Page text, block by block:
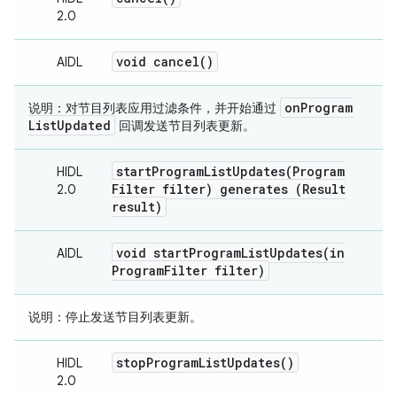
2.0
AIDL void cancel( )
说明： 对节目列表应用过滤条件，并开始通过 onProgram
ListUpdated 回调发送节目列表更新。
HIDL
2.0
startProgramListUpdates(Program
Filter filter) generates (Result
result)
AIDL void startProgramListUpdates(in
ProgramFilter filter)
说明 ：停止发送节目列表更新。
HIDL
2.0
stopProgramListUpdates( )